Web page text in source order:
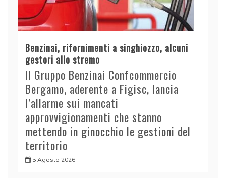
Benzinai, rifornimenti a singhiozzo, alcuni
gestori allo stremo
Il Gruppo Benzinai Confcommercio
Bergamo, aderente a Figisc, lancia
l’allarme sui mancati
approvvigionamenti che stanno
mettendo in ginocchio le gestioni del
territorio
5 Agosto 2026